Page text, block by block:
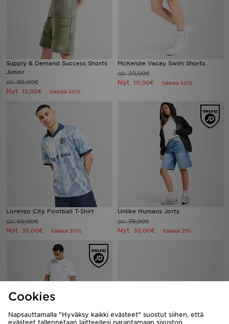
Supply & Demand Success Shorts
Junior
Oli30,00€
Nyt 15,00€ Säästä 50%
McKenzie Vacay Swim Shorts
Oli20,00€
Nyt 10,00€ Säästä 50%
Lorenzo City Football T-Shirt
Oli50,00€
Nyt 35,00€ Säästä 30%
Unlike Humans Jorts
Oli38,00€
Nyt 30,00€ Säästä 21%
Cookies
Napsauttamalla "Hyväksy kaikki evästeet" suostut siihen, että
evästeet tallennetaan laitteellesi parantamaan sivuston